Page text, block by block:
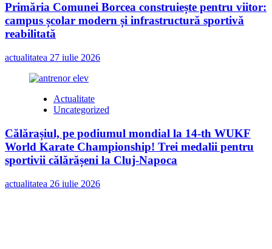
Primăria Comunei Borcea construiește pentru viitor:
campus școlar modern și infrastructură sportivă
reabilitată
actualitatea 27 iulie 2026
Actualitate
Uncategorized
Călărașiul, pe podiumul mondial la 14-th WUKF
World Karate Championship! Trei medalii pentru
sportivii călărășeni la Cluj-Napoca
actualitatea 26 iulie 2026